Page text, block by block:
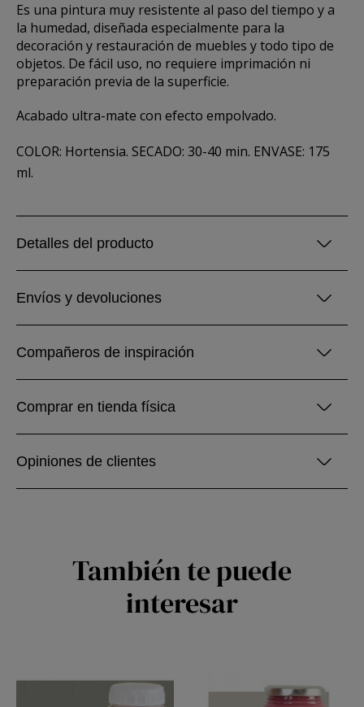
Es una pintura muy resistente al paso del tiempo y a
la humedad, diseñada especialmente para la
decoración y restauración de muebles y todo tipo de
objetos. De fácil uso, no requiere imprimación ni
preparación previa de la superficie.
Acabado ultra-mate con efecto empolvado.
COLOR: Hortensia. SECADO: 30-40 min. ENVASE: 175
ml.
Detalles del producto
Envíos y devoluciones
Compañeros de inspiración
Comprar en tienda física
Opiniones de clientes
También te puede
interesar